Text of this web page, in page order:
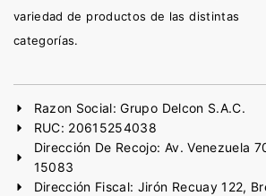
variedad de productos de las distintas
categorías.
Razon Social: Grupo Delcon S.A.C.
RUC: 20615254038
Dirección De Recojo: Av. Venezuela
15083
Dirección Fiscal: Jirón Recuay 122,